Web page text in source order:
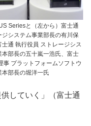
Seriesと（左から）富士通
ジシステム事業部長の有川保
士通 執行役員 ストレージシス
本部長の五十嵐一浩氏、富士
事 プラットフォームソフトウ
本部長の堀洋一氏
していく」（富士通